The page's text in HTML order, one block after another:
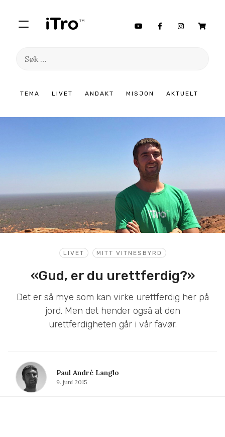
TEMA LIVET ANDAKT MISJON AKTUELT
Søk
innhold
LIVET MITT VITNESBYRD
«Gud, er du urettferdig?»
Det er så mye som kan virke urettferdig her på
jord. Men det hender også at den
urettferdigheten går i vår favør.
Paul Andrè Langlo
9. juni 2015